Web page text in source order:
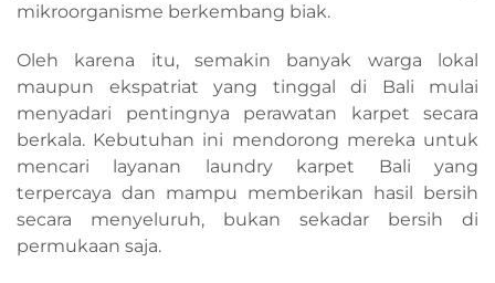
mikroorganisme berkembang biak.
Oleh karena itu, semakin banyak warga lokal
maupun ekspatriat yang tinggal di Bali mulai
menyadari pentingnya perawatan karpet secara
berkala. Kebutuhan ini mendorong mereka untuk
mencari layanan laundry karpet Bali yang
terpercaya dan mampu memberikan hasil bersih
secara menyeluruh, bukan sekadar bersih di
permukaan saja.